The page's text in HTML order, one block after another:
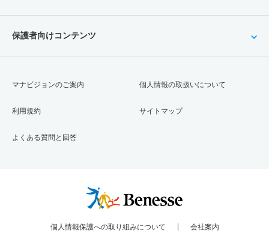
保護者向けコンテンツ
マナビジョンのご案内
利用規約
よくある質問と回答
個人情報の取扱いについて
サイトマップ
個人情報保護への取り組みについて 会社案内